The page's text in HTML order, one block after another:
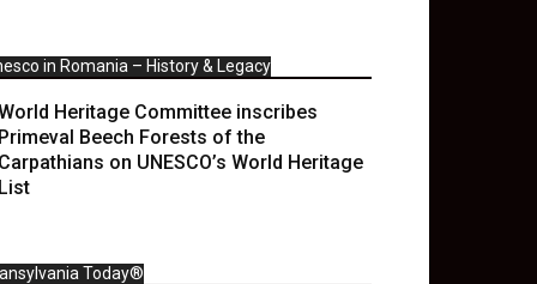
in Romania – History & Legacy
Heritage Committee inscribes
Primeval Beech Forests of the
Carpathians on UNESCO’s World Heritage
List
Today®